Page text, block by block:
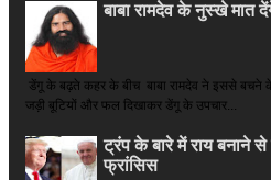
बाबा रामदेव के नुस्खे मात
डेंगू के बढ़ते कहर के बीच बाबा रामदेव ने इससे बचने
जड़ी बूटियों और फल दिखाकर डेंगू के उपचार...
ट्रंप के बारे में राय बनाने
फ्रांसिस